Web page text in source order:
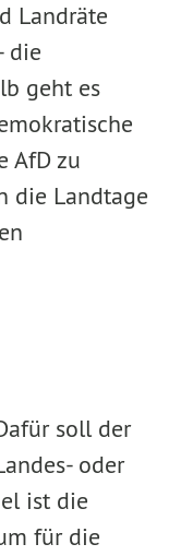
Landräte
die
geht es
AfD zu
die Landtage
soll der
oder
ist die
für die